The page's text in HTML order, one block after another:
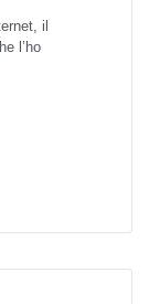
il
l’ho